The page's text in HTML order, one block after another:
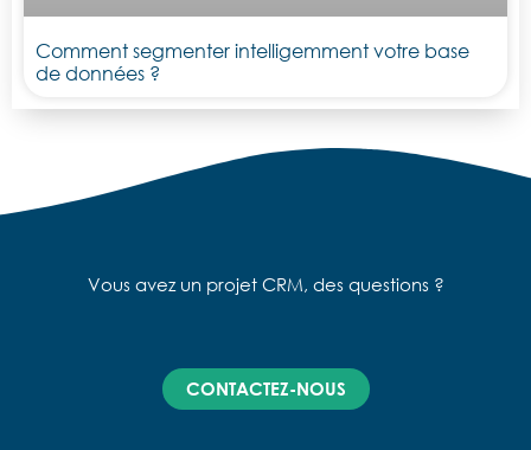
Comment segmenter intelligemment votre base
de données ?
Vous avez un projet CRM, des questions ?
CONTACTEZ-NOUS